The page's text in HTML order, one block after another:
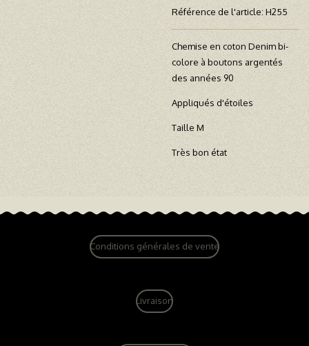
Référence de l'article: H255
Chemise en coton Denim bi-
colore à boutons argentés
des années 90
Appliqués d'étoiles
Taille M
Très bon état
Conditions générales de vente
Livraison